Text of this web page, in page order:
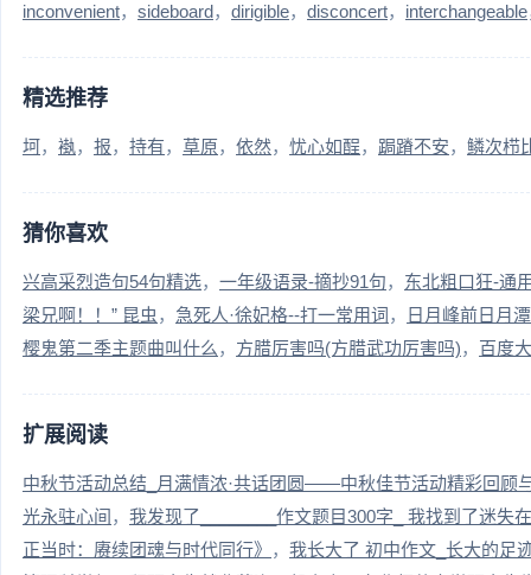
inconvenient sideboard dirigible disconcert interchangeable
精选推荐
坷 褹 报 持有 草原 依然 忧心如酲 跼蹐不安 鳞次栉
猜你喜欢
兴高采烈造句54句精选 一年级语录-摘抄91句
东北粗口狂-通
梁兄啊！！” 昆虫
急死人·徐妃格--打一常用词
日月峰前日月潭
樱鬼第二季主题曲叫什么
方腊厉害吗(方腊武功厉害吗) 百度
扩展阅读
中秋节活动总结_月满情浓·共话团圆——中秋佳节活动精彩回顾
光永驻心间
我发现了________作文题目300字_ 我找到了迷失
正当时：赓续团魂与时代同行》
我长大了 初中作文_长大的足